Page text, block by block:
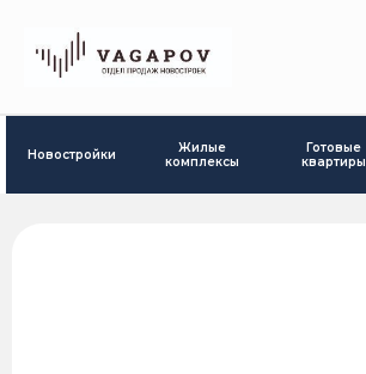
Новостройки
Жилые
комплексы
Готовые
квартиры